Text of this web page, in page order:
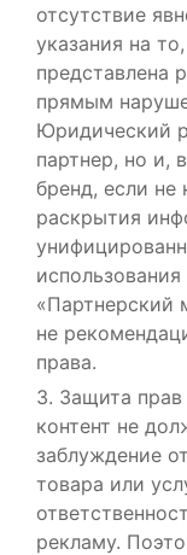
отсутствие
указания на
представлена
прямым
Юридический
партнер, но и,
бренд, если не
раскрытия
«Партнерский
не
права.
3. Защита прав
контент не
заблуждение
товара или
рекламу.